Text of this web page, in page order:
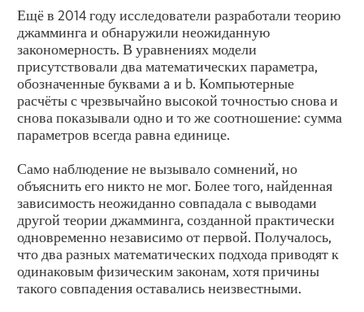
Ещё в 2014 году исследователи разработали теорию
джамминга и обнаружили неожиданную
закономерность. В уравнениях модели
присутствовали два математических параметра,
обозначенные буквами a и b. Компьютерные
расчёты с чрезвычайно высокой точностью снова и
снова показывали одно и то же соотношение: сумма
параметров всегда равна единице.
Само наблюдение не вызывало сомнений, но
объяснить его никто не мог. Более того, найденная
зависимость неожиданно совпадала с выводами
другой теории джамминга, созданной практически
одновременно независимо от первой. Получалось,
что два разных математических подхода приводят к
одинаковым физическим законам, хотя причины
такого совпадения оставались неизвестными.